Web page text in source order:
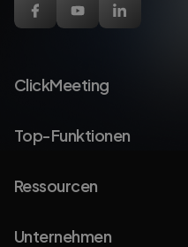
ClickMeeting
Top-Funktionen
Ressourcen
Unternehmen